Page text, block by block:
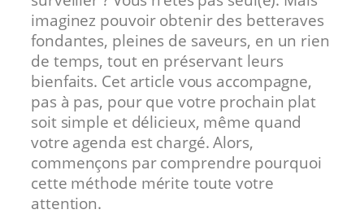
imaginez pouvoir obtenir des betteraves
fondantes, pleines de saveurs, en un rien
de temps, tout en préservant leurs
bienfaits. Cet article vous accompagne,
pas à pas, pour que votre prochain plat
soit simple et délicieux, même quand
votre agenda est chargé. Alors,
commençons par comprendre pourquoi
cette méthode mérite toute votre
attention.